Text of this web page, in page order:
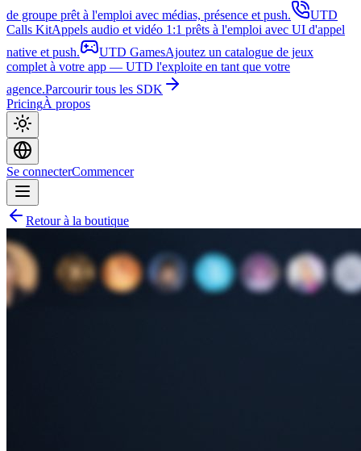
de groupe prêt à l'emploi avec médias, présence et push.
UTD
Calls KitAppels audio et vidéo 1:1 prêts à l'emploi avec UI d'appel
native et push.
UTD GamesAjoutez un catalogue de jeux
complet à votre app — UTD l'exploite en tant que votre
agence.Parcourir tous les SDK
PricingÀ propos
Se connecterCommencer
Retour à la boutique